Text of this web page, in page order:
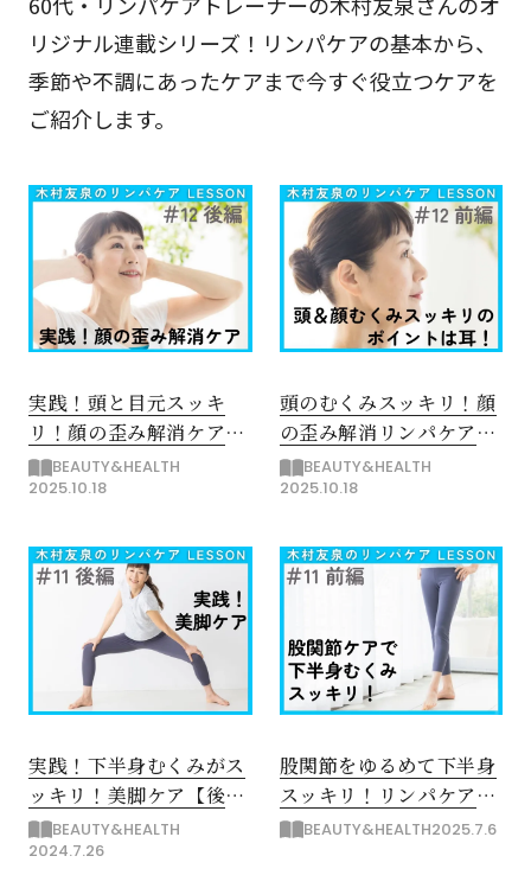
リジナル連載シリーズ！リンパケアの基本から、
季節や不調にあったケアまで今すぐ役立つケアを
ご紹介します。
実践！頭と目元スッキ
リ！顔の歪み解消ケア
【後編】
BEAUTY&HEALTH
2025.10.18
頭のむくみスッキリ！顔
の歪み解消リンパケア
【前編】
BEAUTY&HEALTH
2025.10.18
実践！下半身むくみがス
ッキリ！美脚ケア【後
編】BEAUTY&HEALTH
2024.7.26
股関節をゆるめて下半身
スッキリ！リンパケア
【前編】
BEAUTY&HEALTH2025.7.6